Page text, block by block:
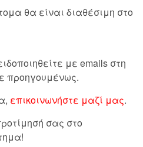
θα είναι διαθέσιμη στο
με emails στη
προηγουμένως.
επικοινωνήστε μαζί μας.
σας στο